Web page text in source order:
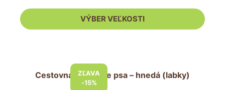
VÝBER VEĽKOSTI
vybrať
stránke
ZĽAVA
-15%
Cestovná taška pre psa – hnedá (labky)